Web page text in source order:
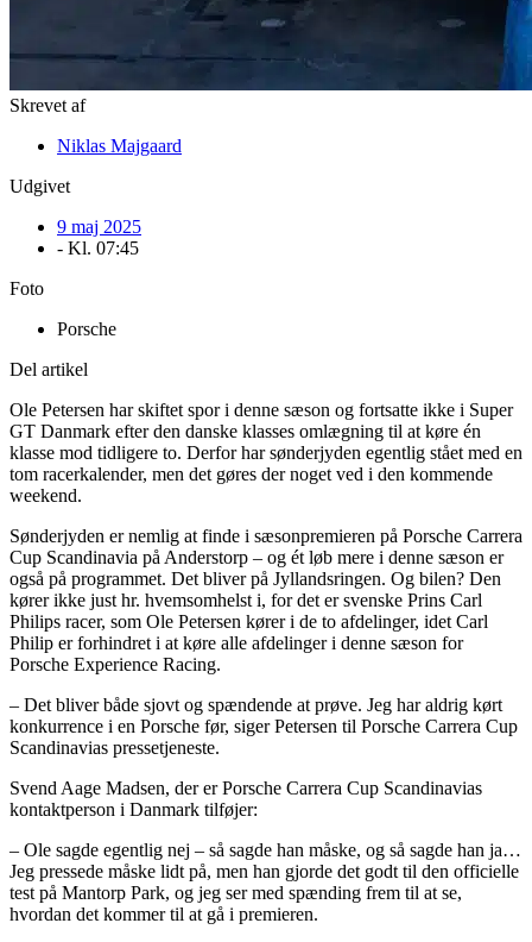
Skrevet af
Niklas Majgaard
Udgivet
9 maj 2025
- Kl. 07:45
Foto
Porsche
Del artikel
Ole Petersen har skiftet spor i denne sæson og fortsatte ikke i Super
GT Danmark efter den danske klasses omlægning til at køre én
klasse mod tidligere to. Derfor har sønderjyden egentlig stået med en
tom racerkalender, men det gøres der noget ved i den kommende
weekend.
Sønderjyden er nemlig at finde i sæsonpremieren på Porsche Carrera
Cup Scandinavia på Anderstorp – og ét løb mere i denne sæson er
også på programmet. Det bliver på Jyllandsringen. Og bilen? Den
kører ikke just hr. hvemsomhelst i, for det er svenske Prins Carl
Philips racer, som Ole Petersen kører i de to afdelinger, idet Carl
Philip er forhindret i at køre alle afdelinger i denne sæson for
Porsche Experience Racing.
– Det bliver både sjovt og spændende at prøve. Jeg har aldrig kørt
konkurrence i en Porsche før, siger Petersen til Porsche Carrera Cup
Scandinavias pressetjeneste.
Svend Aage Madsen, der er Porsche Carrera Cup Scandinavias
kontaktperson i Danmark tilføjer:
– Ole sagde egentlig nej – så sagde han måske, og så sagde han ja…
Jeg pressede måske lidt på, men han gjorde det godt til den officielle
test på Mantorp Park, og jeg ser med spænding frem til at se,
hvordan det kommer til at gå i premieren.